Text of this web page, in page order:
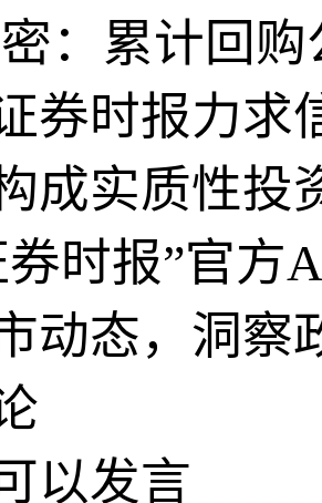
：累计回购
券时报力求
成实质性投
券时报”官方
动态，洞察
以发言